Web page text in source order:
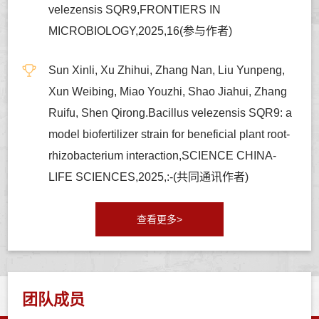
velezensis SQR9,FRONTIERS IN
MICROBIOLOGY,2025,16(参与作者)
Sun Xinli, Xu Zhihui, Zhang Nan, Liu Yunpeng,
Xun Weibing, Miao Youzhi, Shao Jiahui, Zhang
Ruifu, Shen Qirong.Bacillus velezensis SQR9: a
model biofertilizer strain for beneficial plant root-
rhizobacterium interaction,SCIENCE CHINA-
LIFE SCIENCES,2025,:-(共同通讯作者)
查看更多>
团队成员